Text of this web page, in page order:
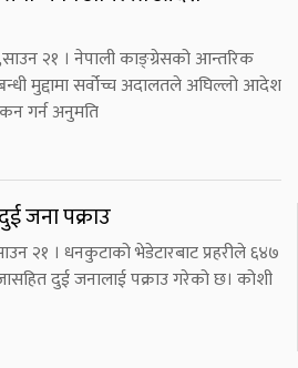
२१ । नेपाली काङ्ग्रेसको आन्तरिक
मुद्दामा सर्वोच्च अदालतले अघिल्लो आदेश
गर्न अनुमति
जना पक्राउ
२१ । धनकुटाको भेडेटारबाट प्रहरीले ६४७
दुई जनालाई पक्राउ गरेको छ। कोशी